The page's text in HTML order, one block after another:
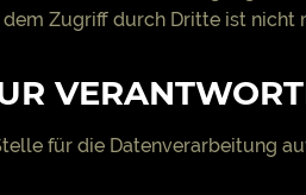
Zugriff durch Dritte ist nicht
für die Datenverarbeitung